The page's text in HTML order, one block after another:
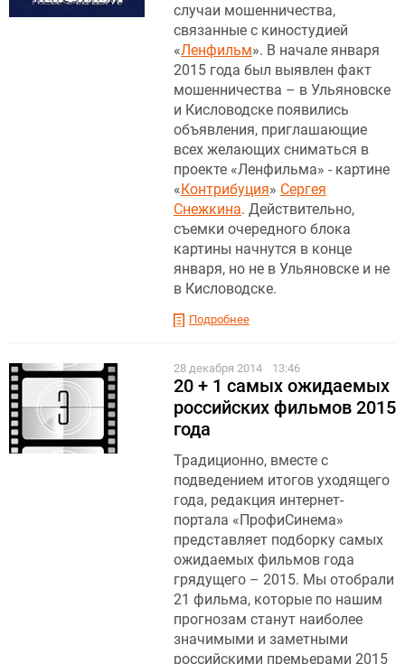
случаи мошенничества,
связанные с киностудией
«Ленфильм». В начале января
2015 года был выявлен факт
мошенничества – в Ульяновске
и Кисловодске появились
объявления, приглашающие
всех желающих сниматься в
проекте «Ленфильма» - картине
«Контрибуция» Сергея
Снежкина. Действительно,
съемки очередного блока
картины начнутся в конце
января, но не в Ульяновске и не
в Кисловодске.
Подробнее
28 декабря 2014 13:46
20 + 1 самых ожидаемых
российских фильмов 2015
года
Традиционно, вместе с
подведением итогов уходящего
года, редакция интернет-
портала «ПрофиСинема»
представляет подборку самых
ожидаемых фильмов года
грядущего – 2015. Мы отобрали
21 фильма, которые по нашим
прогнозам станут наиболее
значимыми и заметными
российскими премьерами 2015